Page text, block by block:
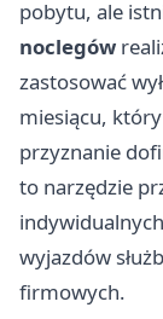
pobytu, ale
noclegów
zastosować
miesiącu,
przyznanie
to narzędzie
wyjazdów
firmowych.